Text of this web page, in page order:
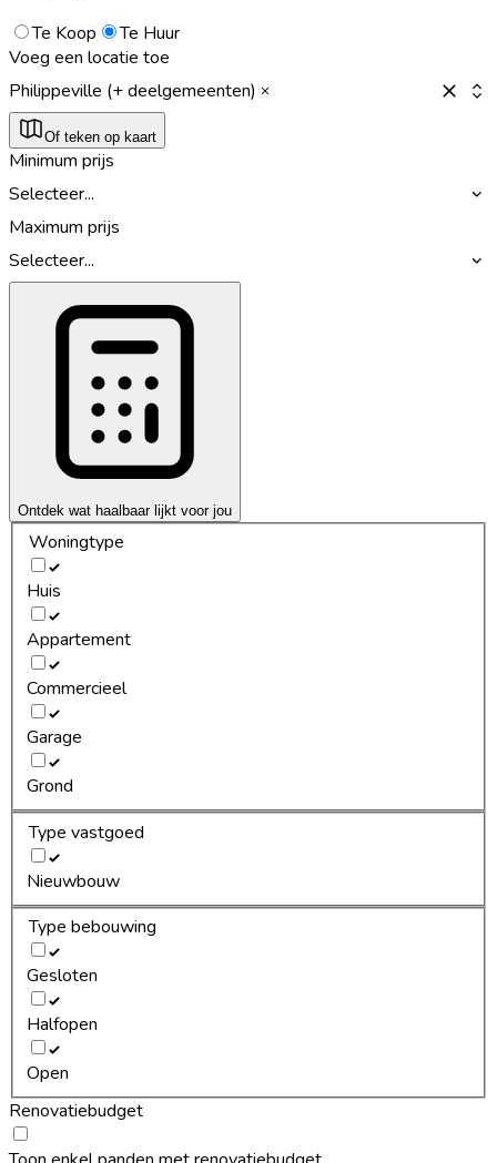
Te Koop
Te Huur
Voeg een locatie toe
Philippeville (+ deelgemeenten)
Of teken op kaart
Minimum prijs
Selecteer...
Maximum prijs
Selecteer...
Ontdek wat haalbaar lijkt voor jou
Woningtype
Huis
Appartement
Commercieel
Garage
Grond
Type vastgoed
Nieuwbouw
Type bebouwing
Gesloten
Halfopen
Open
Renovatiebudget